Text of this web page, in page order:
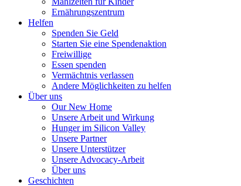
Ernährungszentrum
Helfen
Spenden Sie Geld
Starten Sie eine Spendenaktion
Freiwillige
Essen spenden
Vermächtnis verlassen
Andere Möglichkeiten zu helfen
Über uns
Our New Home
Unsere Arbeit und Wirkung
Hunger im Silicon Valley
Unsere Partner
Unsere Unterstützer
Unsere Advocacy-Arbeit
Über uns
Geschichten